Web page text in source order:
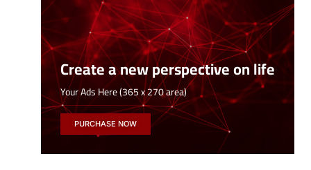
Create a new perspective on life
Your Ads Here (365 x 270 area)
PURCHASE NOW